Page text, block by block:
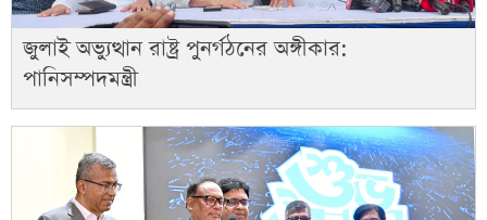
জুলাই অভ্যুত্থান রাষ্ট্র পুনর্গঠনের অঙ্গীকার:
পানিসম্পদমন্ত্রী